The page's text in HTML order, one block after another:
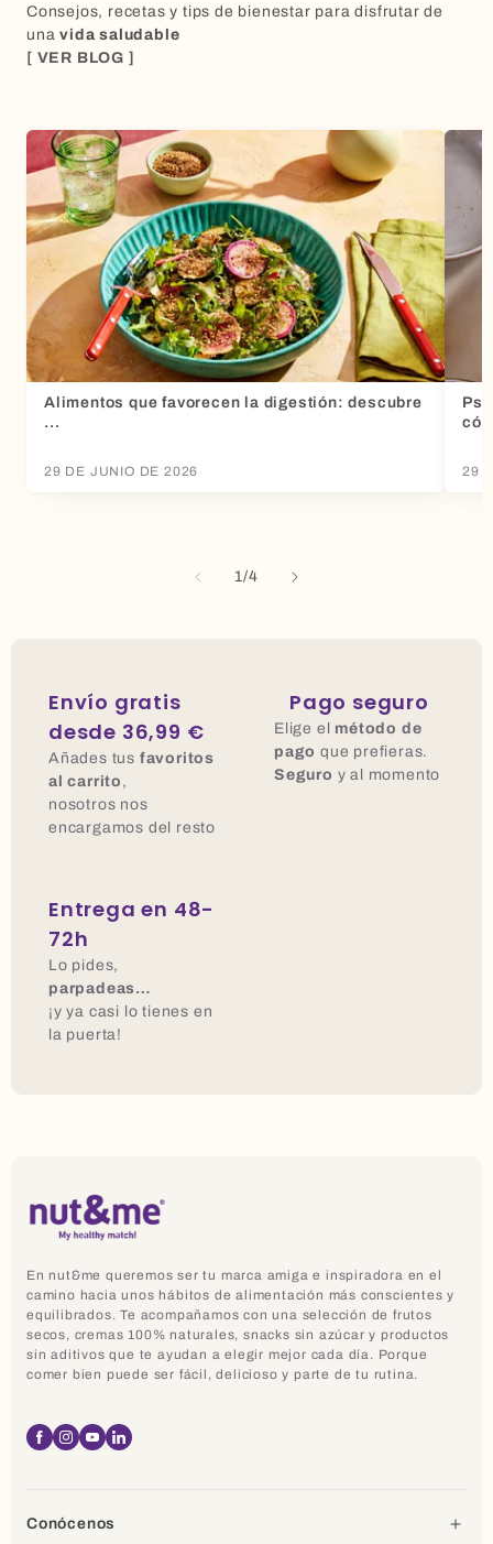
Consejos, recetas y tips de bienestar para disfrutar de
unavida saludable
[ VER BLOG ]
Alimentos que favorecen la digestión: descubre
...
29 DE JUNIO DE 2026 29
1/de
4
Envío gratis
desde 36,99 €
Añades tus favoritos
al carrito ,
nosotros nos
encargamos del resto
Pago seguro
Elige el
método de
pago que prefieras.
Seguro y al momento
Entrega en 48-
72h
Lo pides,
parpadeas…
¡y ya casi lo tienes en
la puerta!
En nut&me queremos ser tu marca amiga e inspiradora en el
camino hacia unos hábitos de alimentación más conscientes y
equilibrados. Te acompañamos con una selección de frutos
secos, cremas 100% naturales, snacks sin azúcar y productos
sin aditivos que te ayudan a elegir mejor cada día. Porque
comer bien puede ser fácil, delicioso y parte de tu rutina.
Facebook
Instagram
YouTube
Linkedin
Conócenos